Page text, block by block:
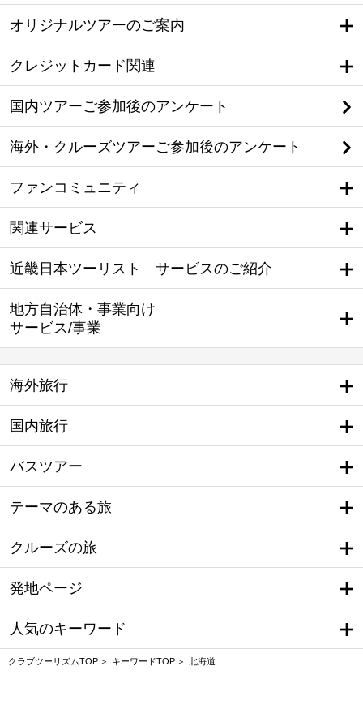
オリジナルツアーのご案内
クレジットカード関連
国内ツアーご参加後のアンケート
海外・クルーズツアーご参加後のアンケート
ファンコミュニティ
関連サービス
近畿日本ツーリスト サービスのご紹介
地方自治体・事業向け
サービス/事業
海外旅行
国内旅行
バスツアー
テーマのある旅
クルーズの旅
発地ページ
人気のキーワード
クラブツーリズムTOP キーワードTOP 北海道